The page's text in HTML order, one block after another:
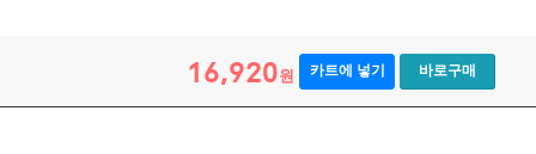
16,920원 카트에 넣기 바로구매